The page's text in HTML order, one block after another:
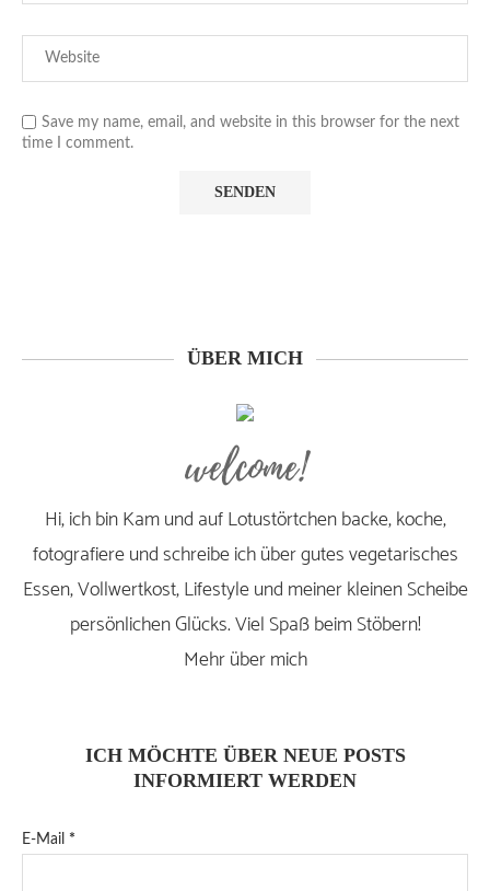
Save my name, email, and website in this browser for the next
time I comment.
ÜBER MICH
welcome!
Hi, ich bin Kam und auf Lotustörtchen backe, koche,
fotografiere und schreibe ich über gutes vegetarisches
Essen, Vollwertkost, Lifestyle und meiner kleinen Scheibe
persönlichen Glücks. Viel Spaß beim Stöbern!
Mehr über mich
ICH MÖCHTE ÜBER NEUE POSTS
INFORMIERT WERDEN
E-Mail *